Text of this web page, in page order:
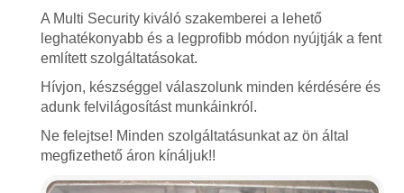
A Multi Security kiváló szakemberei a lehető
leghatékonyabb és a legprofibb módon nyújtják a fent
említett szolgáltatásokat.
Hívjon, készséggel válaszolunk minden kérdésére és
adunk felvilágosítást munkáinkról.
Ne felejtse! Minden szolgáltatásunkat az ön által
megfizethető áron kínáljuk!!